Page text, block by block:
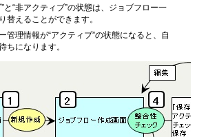
と“非アクティブ”の状態は、ジョブフロー一
替えることができます。
管理情報が“アクティブ”の状態になると、自
ちになります。